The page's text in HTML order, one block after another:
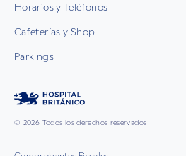
Horarios y Teléfonos
Cafeterías y Shop
Parkings
© 2026 Todos los derechos reservados